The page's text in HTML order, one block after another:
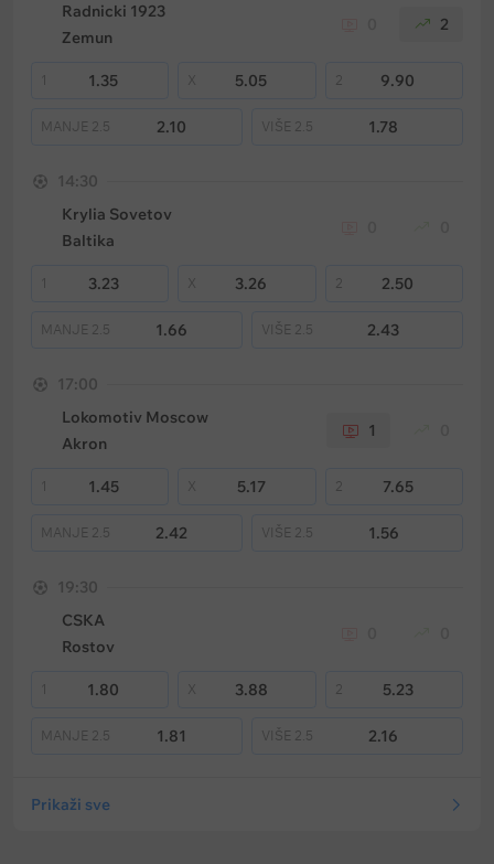
Radnicki 1923
Zemun
2
1 1.35 5.05 2 9.90
MANJE 2.5 2.10 VIŠE 2.5 1.78
14:30
Krylia Sovetov
Baltika
1 3.23 3.26 2 2.50
MANJE 2.5 1.66 VIŠE 2.5 2.43
17:00
Lokomotiv Moscow
Akron
1
1 1.45 5.17 2 7.65
MANJE 2.5 2.42 VIŠE 2.5 1.56
19:30
CSKA
Rostov
1 1.80 3.88 2 5.23
MANJE 2.5 1.81 VIŠE 2.5 2.16
Prikaži sve